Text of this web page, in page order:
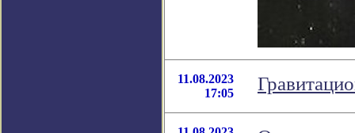
11.08.2023
17:05